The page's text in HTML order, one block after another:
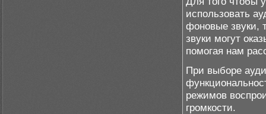
использовать
фоновые звуки,
звуки могут
помогая нам
При выборе
режимов
громкости.